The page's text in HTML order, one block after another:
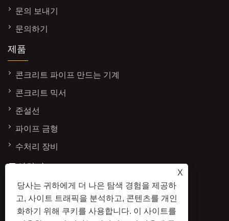
X
당사는 귀하에게 더 나은 탐색 경험을 제공하
고, 사이트 트래픽을 분석하고, 콘텐츠를 개인
화하기 위해 쿠키를 사용합니다. 이 사이트를
문의 보내기
문의하기
제품
콘크리트 파이프 만드는 기계
콘크리트 믹서
준설선
파이프 금형
수처리 장비
문의하기
주소: 중국 산둥성 칭저우시 경제개발구 야둥
가 서쪽 3337호
이메일:sales@baolaimachinery.com